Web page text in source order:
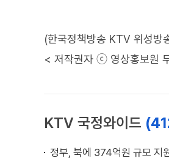
(한국정책방송 KTV 위성
< 저작권자 ⓒ 영상홍보원
KTV 국정와이드
정부, 북에 374억원 규모 지